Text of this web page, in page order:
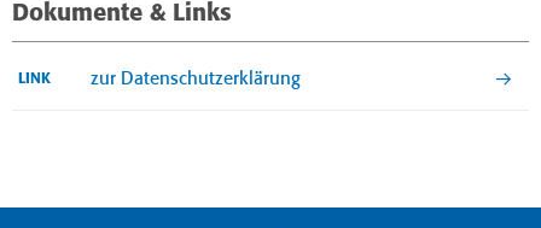
Dokumente & Links
LINK zur Datenschutzerklärung